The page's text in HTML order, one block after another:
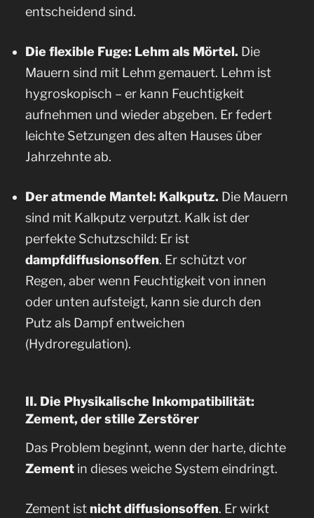
entscheidend sind.
Die flexible Fuge: Lehm als Mörtel. Die
Mauern sind mit Lehm gemauert. Lehm ist
hygroskopisch – er kann Feuchtigkeit
aufnehmen und wieder abgeben. Er federt
leichte Setzungen des alten Hauses über
Jahrzehnte ab.
Der atmende Mantel: Kalkputz. Die Mauern
sind mit Kalkputz verputzt. Kalk ist der
perfekte Schutzschild: Er ist
dampfdiffusionsoffen. Er schützt vor
Regen, aber wenn Feuchtigkeit von innen
oder unten aufsteigt, kann sie durch den
Putz als Dampf entweichen
(Hydroregulation).
II. Die Physikalische Inkompatibilität:
Zement, der stille Zerstörer
Das Problem beginnt, wenn der harte, dichte
Zement in dieses weiche System eindringt.
Zement istnicht diffusionsoffen. Er wirkt